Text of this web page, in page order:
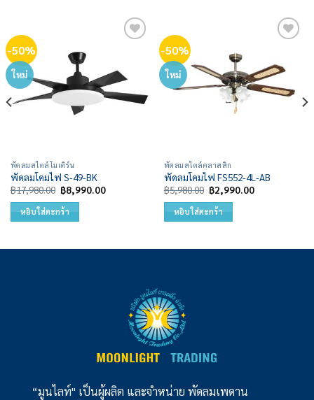
-50%
ใหม่
พัดลมสไตล์โมเดิร์น
พัดลมโคมไฟ S-49-BK
฿17,980.00 Original
price
was:
฿17,980.00.
฿8,990.00Current
หยิบใส่ตะกร้า
-50%
ใหม่
พัดลมสไตล์คลาสสิก
พัดลมโคมไฟ FS552-4L-AB
฿5,980.00 Original
price
was:
฿5,980.00.
฿2,990.00Current
หยิบใส่ตะกร้า
“มูนไลท์" เป็นผู้ผลิต และจำหน่าย พัดลมเพดาน